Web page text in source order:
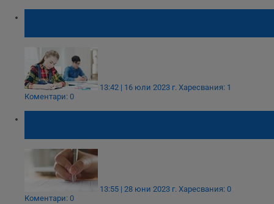
13:42 | 16 юли 2023 г. Харесвания: 1
Коментари: 0
13:55 | 28 юни 2023 г. Харесвания: 0
Коментари: 0